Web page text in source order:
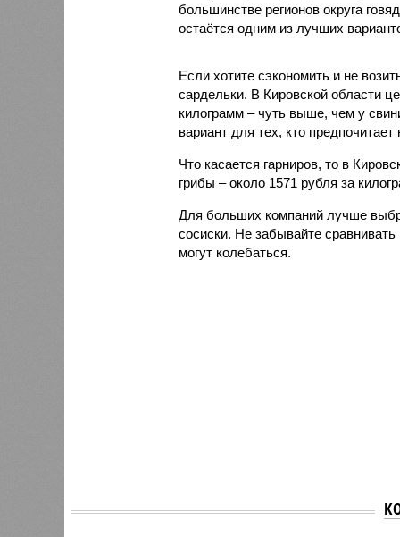
большинстве регионов округа
остаётся одним из лучших
Если хотите сэкономить и не
сардельки. В Кировской области
килограмм – чуть выше, чем у
вариант для тех, кто предпочитает
Что касается гарниров, то в
грибы – около 1571 рубля за
Для больших компаний лучше
сосиски. Не забывайте
могут колебаться.